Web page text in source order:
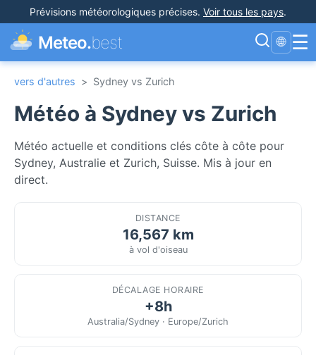
Prévisions météorologiques précises. Voir tous les pays.
Meteo.best 🌐 ☰
vers d'autres > Sydney vs Zurich
Météo à Sydney vs Zurich
Météo actuelle et conditions clés côte à côte pour
Sydney, Australie et Zurich, Suisse. Mis à jour en
direct.
DISTANCE
16,567 km
à vol d'oiseau
DÉCALAGE HORAIRE
+8h
Australia/Sydney · Europe/Zurich